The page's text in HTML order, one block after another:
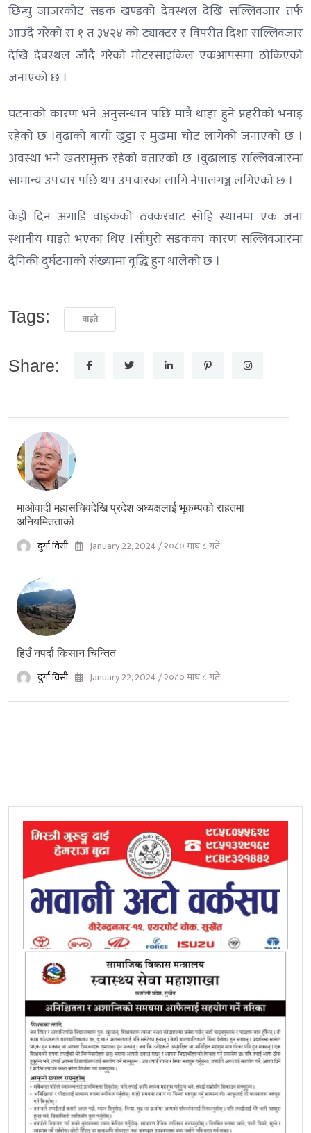
छिन्चु जाजरकोट सडक खण्डको देवस्थल देखि सल्लिवजार तर्फ
आउदै गरेको रा १ त ३४२४ को ट्याक्टर र विपरीत दिशा सल्लिवजार
देखि देवस्थल जाँदै गरेको मोटरसाइकिल एकआपसमा ठोकिएको
जनाएको छ ।
घटनाको कारण भने अनुसन्धान पछि मात्रै थाहा हुने प्रहरीको भनाइ
रहेको छ ।वुढाको बायाँ खुट्टा र मुखमा चोट लागेको जनाएको छ ।
अवस्था भने खतरामुक्त रहेको वताएको छ ।वुढालाइ सल्लिवजारमा
सामान्य उपचार पछि थप उपचारका लागि नेपालगञ्ज लगिएको छ ।
केही दिन अगाडि वाइकको ठक्करबाट सोहि स्थानमा एक जना
स्थानीय घाइते भएका थिए ।साँघुरो सडकका कारण सल्लिवजारमा
दैनिकी दुर्घटनाको संख्यामा वृद्धि हुन थालेको छ ।
Tags: घाइते
Share:
माओवादी महासचिवदेखि प्रदेश अध्यक्षलाई भूकम्पको राहतमा
अनियमितताको
दुर्गा विसी January 22, 2024 / २०८० माघ ८ गते
हिउँ नपर्दा किसान चिन्तित
दुर्गा विसी January 22, 2024 / २०८० माघ ८ गते